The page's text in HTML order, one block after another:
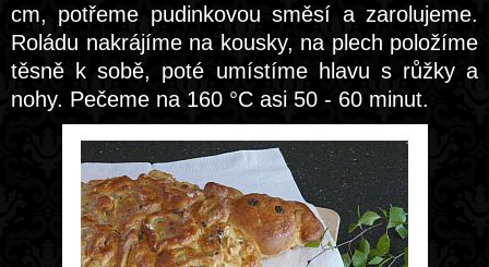
cm, potřeme pudinkovou směsí a zarolujeme.
Roládu nakrájíme na kousky, na plech položíme
těsně k sobě, poté umístíme hlavu s růžky a
nohy. Pečeme na 160 °C asi 50 - 60 minut.